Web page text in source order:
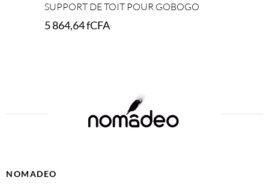
SUPPORT DE TOIT POUR GOBOGO
5 864,64fCFA
NOMADEO